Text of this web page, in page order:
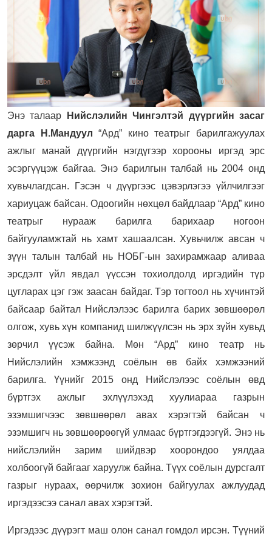
Энэ талаар
Нийслэлийн Чингэлтэй дүүргийн засаг
дарга Н.Мандуул“Ард” кино театрыг барилгажуулах
ажлыг манай дүүргийн нэгдүгээр хорооны иргэд эрс
эсэргүүцэж байгаа. Энэ барилгын талбай нь 2004 онд
хувьчлагдсан. Гэсэн ч дүүргээс цэвэрлэгээ үйлчилгээг
хариуцаж байсан. Одоогийн нөхцөл байдлаар “Ард” кино
театрыг нурааж барилга барихаар ногоон
байгууламжтай нь хамт хашаалсан. Хувьчилж авсан ч
зүүн талын талбай нь НОБГ-ын захирамжаар аливаа
эрсдэлт үйл явдал үүссэн тохиолдолд иргэдийн түр
цугларах цэг гэж заасан байдаг. Тэр тогтоол нь хүчинтэй
байсаар байтал Нийслэлээс барилга барих зөвшөөрөл
олгож, хувь хүн компанид шилжүүлсэн нь эрх зүйн хувьд
зөрчил үүсэж байна. Мөн “Ард” кино театр нь
Нийслэлийн хэмжээнд соёлын өв байх хэмжээний
барилга. Үүнийг 2015 онд Нийслэлээс соёлын өвд
бүртгэх ажлыг эхлүүлэхэд хуулиараа газрын
эзэмшигчээс зөвшөөрөл авах хэрэгтэй байсан ч
эзэмшигч нь зөвшөөрөөгүй улмаас бүртгэгдээгүй. Энэ нь
нийслэлийн зарим шийдвэр хоорондоо уялдаа
холбоогүй байгааг харуулж байна. Түүх соёлын дурсгалт
газрыг нураах, өөрчилж зохион байгуулах ажлуудад
иргэдээсээ санал авах хэрэгтэй.
Иргэдээс дүүрэгт маш олон санал гомдол ирсэн. Түүний